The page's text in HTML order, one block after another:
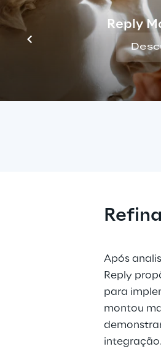
Reply
Uma
Após
Reply
para
montou